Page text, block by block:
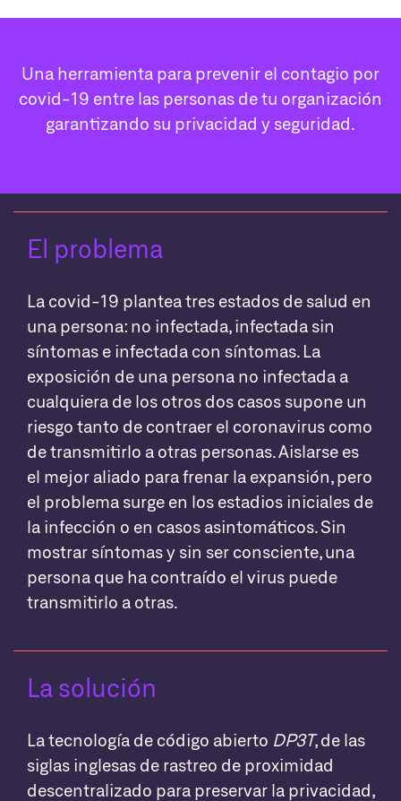
Una herramienta para prevenir el contagio por
covid-19 entre las personas de tu organización
garantizando su privacidad y seguridad.
El problema
La covid-19 plantea tres estados de salud en
una persona: no infectada, infectada sin
síntomas e infectada con síntomas. La
exposición de una persona no infectada a
cualquiera de los otros dos casos supone un
riesgo tanto de contraer el coronavirus como
de transmitirlo a otras personas. Aislarse es
el mejor aliado para frenar la expansión, pero
el problema surge en los estadios iniciales de
la infección o en casos asintomáticos. Sin
mostrar síntomas y sin ser consciente, una
persona que ha contraído el virus puede
transmitirlo a otras.
La solución
La tecnología de código abierto DP3T, de las
siglas inglesas de rastreo de proximidad
descentralizado para preservar la privacidad,